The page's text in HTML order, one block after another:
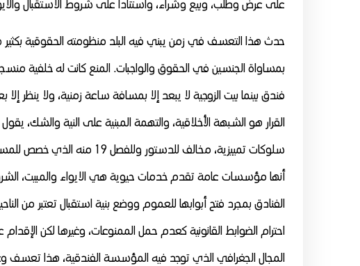
على عرض وطلب، وبيع وشراء، واستنادا على شروط الاستقبال
حدث هذا التعسف في زمن يبني فيه البلد منظومته الحقوقية بكثير
بمساواة الجنسين في الحقوق والواجبات. المنع كانت له خلفية
فندق بينما بيت الزوجية لا يبعد إلا بمسافة ساعة زمنية، ولا ينظر
القرار هو الشبهة الأخلاقية، والتهمة المبنية على النية والشك،
سلوكات تمييزية، مخالف
أنها مؤسسات عامة تقدم خدمات حيوية هي الايواء والمبيت،
الفنادق بمجرد فتح أبوابها للعموم ووضع بنية استقبال تعتبر من
احترام الضوابط القانونية كعدم حمل الممنوعات، وغيرها لكن
المجال الجغرافي الذي توجد فيه المؤسسة الفندقية، هذا تعسف